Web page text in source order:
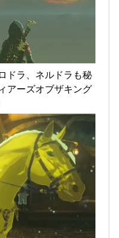
ドラ、ネルドラも秘
アーズオブザキング